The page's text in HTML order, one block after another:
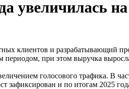
увеличилась
клиентов и разрабатывающий
периодом, при этом выручка
голосового трафика. В
и по итогам 2025